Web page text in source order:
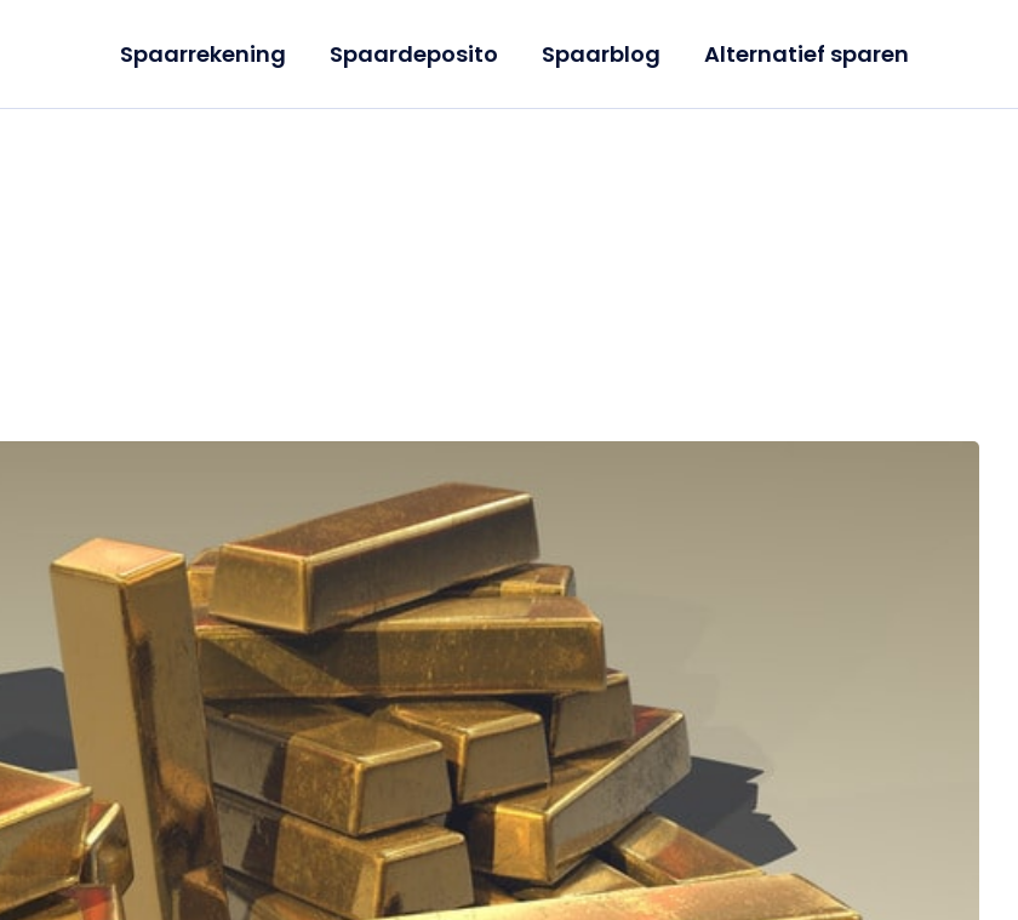
Spaarrekening Spaardeposito Spaarblog Alternatief sparen